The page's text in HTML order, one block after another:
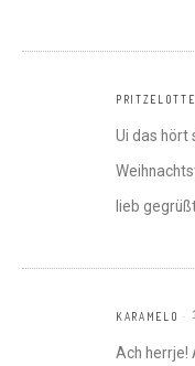
PRITZELOTTE
Ui das hört
lieb
KARAMELO
Ach herrje!